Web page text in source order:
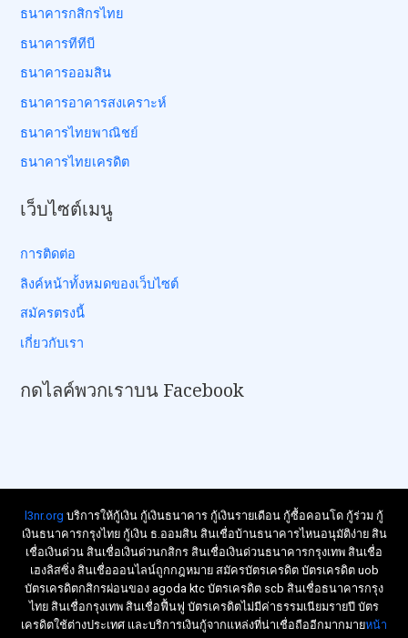
ธนาคารกสิกรไทย
ธนาคารทีทีบี
ธนาคารออมสิน
ธนาคารอาคารสงเคราะห์
ธนาคารไทยพาณิชย์
ธนาคารไทยเครดิต
เว็บไซต์เมนู
การติดต่อ
ลิงค์หน้าทั้งหมดของเว็บไซต์
สมัครตรงนี้
เกี่ยวกับเรา
กดไลค์พวกเราบน Facebook
l3nr.org บริการให้กู้เงิน กู้เงินธนาคาร กู้เงินรายเดือน กู้ซื้อคอนโด กู้ร่วม กู้
เงินธนาคารกรุงไทย กู้เงิน ธ.ออมสิน สินเชื่อบ้านธนาคารไหนอนุมัติง่าย สิน
เชื่อเงินด่วน สินเชื่อเงินด่วนกสิกร สินเชื่อเงินด่วนธนาคารกรุงเทพ สินเชื่อ
เฮงลิสซิ่ง สินเชื่อออนไลน์ถูกกฎหมาย สมัครบัตรเครดิต บัตรเครดิต uob
บัตรเครดิตกสิกรผ่อนของ agoda ktc บัตรเครดิต scb สินเชื่อธนาคารกรุง
ไทย สินเชื่อกรุงเทพ สินเชื่อฟื้นฟู บัตรเครดิตไม่มีค่าธรรมเนียมรายปี บัตร
เครดิตใช้ต่างประเทศ และบริการเงินกู้จากแหล่งที่น่าเชื่อถืออีกมากมายหน้า